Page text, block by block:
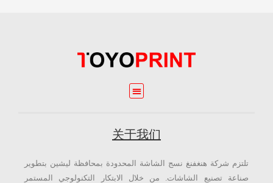
关于我们
تلتزم شركة هنغفنغ نسج الشاشة المحدودة بمحافظة ليشين بتطوير
صناعة تصنيع الشاشات. من خلال الابتكار التكنولوجي المستمر